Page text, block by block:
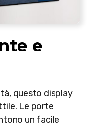
e
questo display
Le porte
un facile